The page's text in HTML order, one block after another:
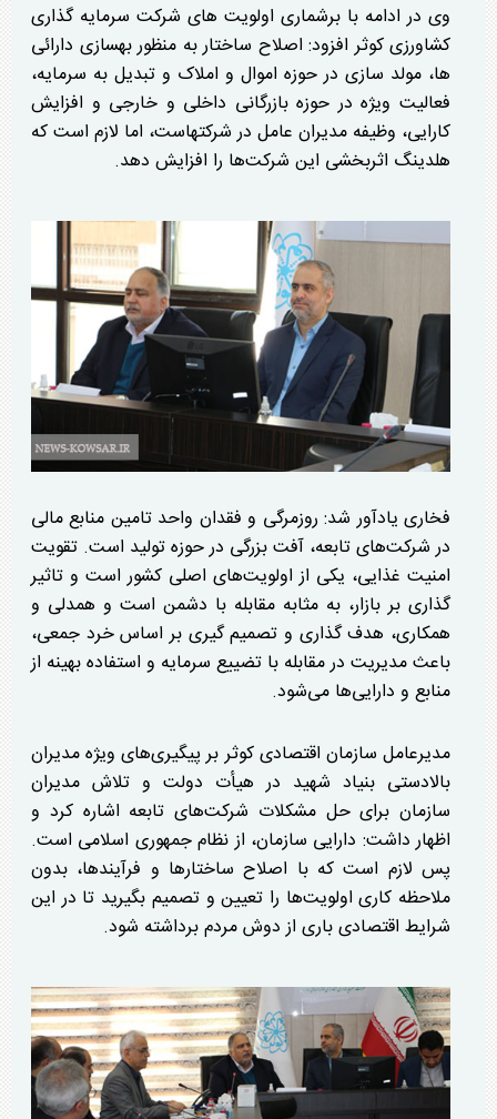
وی در ادامه با برشماری اولویت های شرکت سرمایه گذاری
کشاورزی کوثر افزود: اصلاح ساختار به منظور بهسازی دارائی
ها، مولد سازی در حوزه اموال و املاک و تبدیل به سرمایه،
فعالیت ویژه در حوزه بازرگانی داخلی و خارجی و افزایش
کارایی، وظیفه مدیران عامل در شرکتهاست، اما لازم است که
هلدینگ اثربخشی این شرکت‌ها را افزایش دهد.
فخاری یادآور شد: روزمرگی و فقدان واحد تامین منابع مالی
در شرکت‌های تابعه، آفت بزرگی در حوزه تولید است. تقویت
امنیت غذایی، یکی از اولویت‌های اصلی کشور است و تاثیر
گذاری بر بازار، به مثابه مقابله با دشمن است و همدلی و
همکاری، هدف گذاری و تصمیم گیری بر اساس خرد جمعی،
باعث مدیریت در مقابله با تضییع سرمایه و استفاده بهینه از
منابع و دارایی‌ها می‌شود.
مدیرعامل سازمان اقتصادی کوثر بر پیگیری‌های ویژه مدیران
بالادستی بنیاد شهید در هیأت دولت و تلاش مدیران
سازمان برای حل مشکلات شرکت‌های تابعه اشاره کرد و
اظهار داشت: دارایی سازمان، از نظام جمهوری اسلامی است.
پس لازم است که با اصلاح ساختار‌ها و فرآیندها، بدون
ملاحظه کاری اولویت‌ها را تعیین و تصمیم بگیرید تا در این
شرایط اقتصادی باری از دوش مردم برداشته شود.